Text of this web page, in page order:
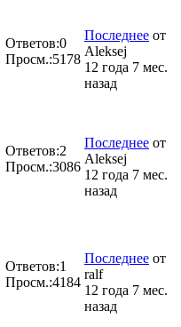
Ответов:0
Просм.:5178
Последнее от
Aleksej
12 года 7 мес.
назад
Ответов:2
Просм.:3086
Последнее от
Aleksej
12 года 7 мес.
назад
Ответов:1
Просм.:4184
Последнее от
ralf
12 года 7 мес.
назад